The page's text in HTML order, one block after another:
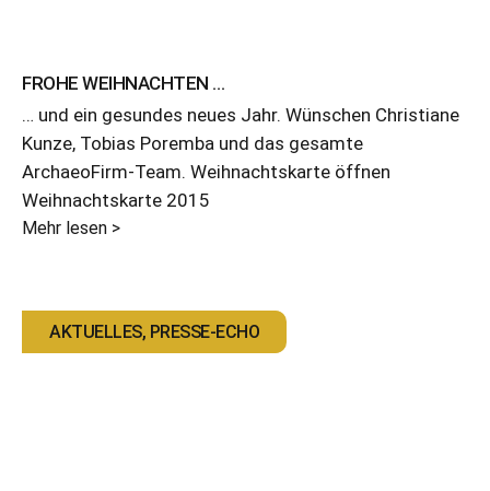
FROHE WEIHNACHTEN …
… und ein gesundes neues Jahr. Wünschen Christiane
Kunze, Tobias Poremba und das gesamte
ArchaeoFirm-Team. Weihnachtskarte öffnen
Weihnachtskarte 2015
Mehr lesen >
AKTUELLES, PRESSE-ECHO